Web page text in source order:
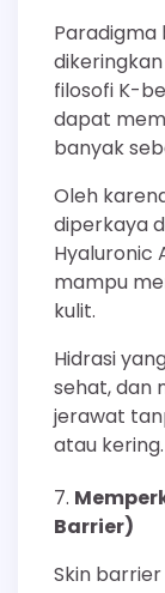
Paradigma
filosofi K-
dapat
banyak
Oleh
diperkaya
Hyaluronic
mampu
kulit.
Hidrasi
sehat, dan
jerawat
atau kering.
Barrier)
Skin